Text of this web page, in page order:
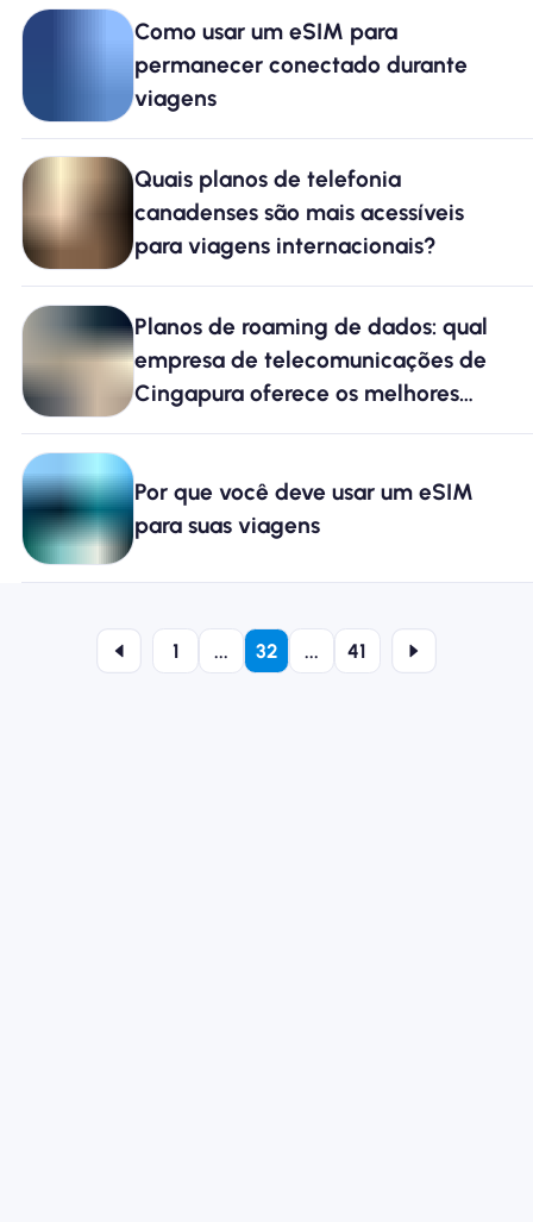
Como usar um eSIM para
permanecer conectado durante
viagens
Quais planos de telefonia
canadenses são mais acessíveis
para viagens internacionais?
Planos de roaming de dados: qual
empresa de telecomunicações de
Cingapura oferece os melhores
planos de roaming?
Por que você deve usar um eSIM
para suas viagens
1 ... 32 ... 41